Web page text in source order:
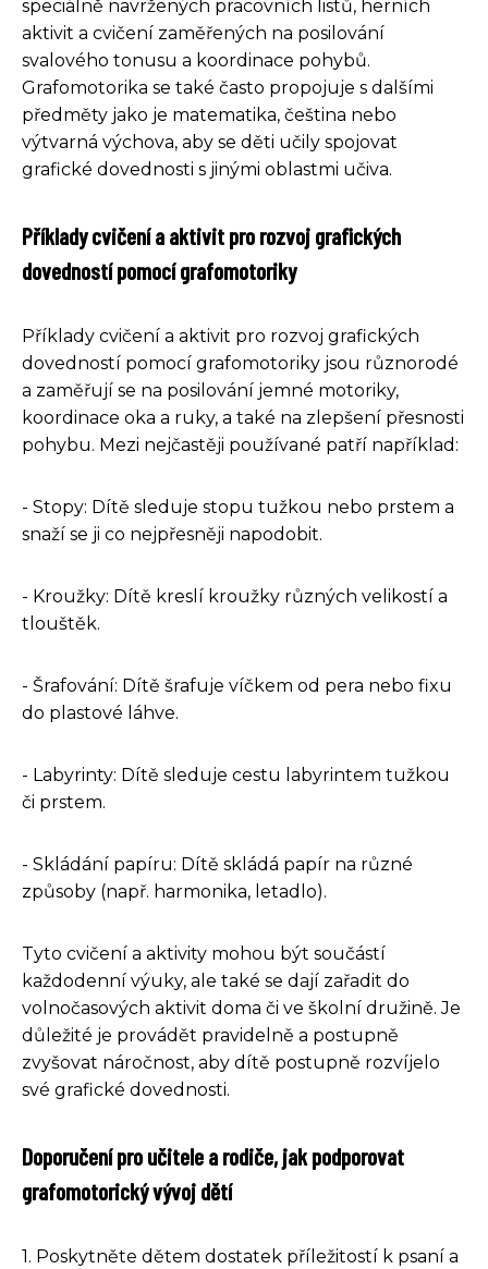
speciálně navržených pracovních listů, herních
aktivit a cvičení zaměřených na posilování
svalového tonusu a koordinace pohybů.
Grafomotorika se také často propojuje s dalšími
předměty jako je matematika, čeština nebo
výtvarná výchova, aby se děti učily spojovat
grafické dovednosti s jinými oblastmi učiva.
Příklady cvičení a aktivit pro rozvoj grafických
dovedností pomocí grafomotoriky
Příklady cvičení a aktivit pro rozvoj grafických
dovedností pomocí grafomotoriky jsou různorodé
a zaměřují se na posilování jemné motoriky,
koordinace oka a ruky, a také na zlepšení přesnosti
pohybu. Mezi nejčastěji používané patří například:
- Stopy: Dítě sleduje stopu tužkou nebo prstem a
snaží se ji co nejpřesněji napodobit.
- Kroužky: Dítě kreslí kroužky různých velikostí a
tlouštěk.
- Šrafování: Dítě šrafuje víčkem od pera nebo fixu
do plastové láhve.
- Labyrinty: Dítě sleduje cestu labyrintem tužkou
či prstem.
- Skládání papíru: Dítě skládá papír na různé
způsoby (např. harmonika, letadlo).
Tyto cvičení a aktivity mohou být součástí
každodenní výuky, ale také se dají zařadit do
volnočasových aktivit doma či ve školní družině. Je
důležité je provádět pravidelně a postupně
zvyšovat náročnost, aby dítě postupně rozvíjelo
své grafické dovednosti.
Doporučení pro učitele a rodiče, jak podporovat
grafomotorický vývoj dětí
1. Poskytněte dětem dostatek příležitostí k psaní a